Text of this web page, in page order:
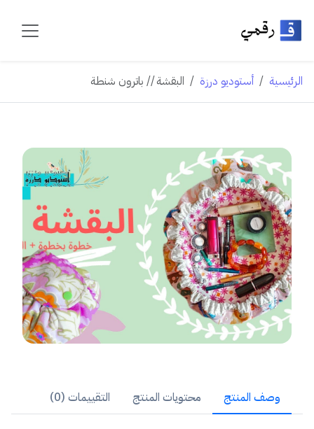
الرئيسية أستوديو درزة البقشة // باترون شنطة
وصف المنتج محتويات المنتج التقييمات (0)